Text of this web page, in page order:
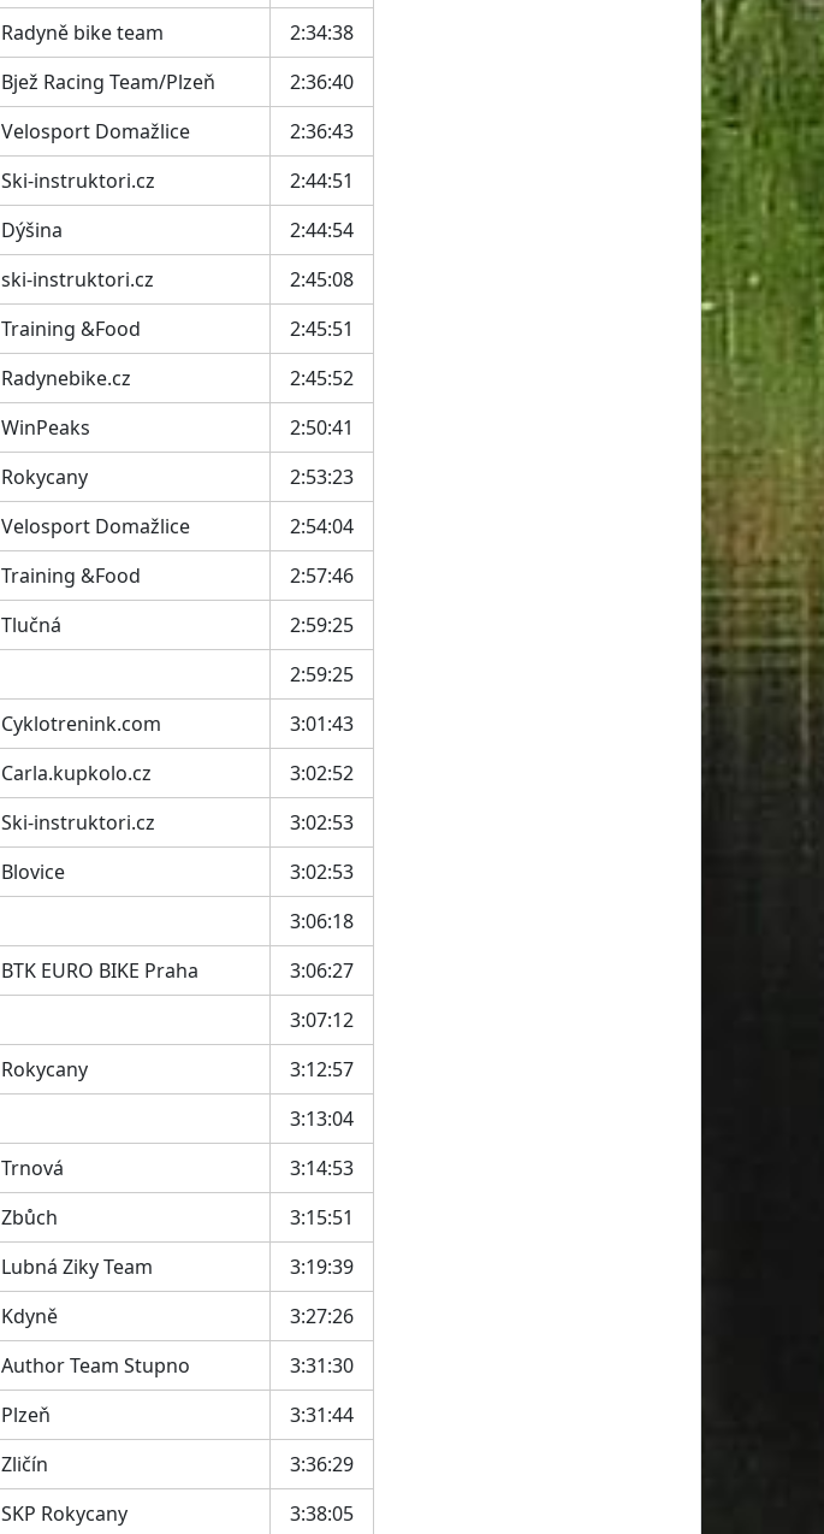
Radyně bike team
2:34:38
Bjež Racing Team/Plzeň
2:36:40
Velosport Domažlice
2:36:43
Ski-instruktori.cz
2:44:51
Dýšina
2:44:54
ski-instruktori.cz
2:45:08
Training &Food
2:45:51
Radynebike.cz
2:45:52
WinPeaks
2:50:41
Rokycany
2:53:23
Velosport Domažlice
2:54:04
Training &Food
2:57:46
Tlučná
2:59:25
2:59:25
Cyklotrenink.com
3:01:43
Carla.kupkolo.cz
3:02:52
Ski-instruktori.cz
3:02:53
Blovice
3:02:53
3:06:18
BTK EURO BIKE Praha
3:06:27
3:07:12
Rokycany
3:12:57
3:13:04
Trnová
3:14:53
Zbůch
3:15:51
Lubná Ziky Team
3:19:39
Kdyně
3:27:26
Author Team Stupno
3:31:30
Plzeň
3:31:44
Zličín
3:36:29
SKP Rokycany 3:38:05